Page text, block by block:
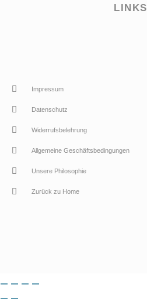
LINKS
Impressum
Datenschutz
Widerrufsbelehrung
Allgemeine Geschäftsbedingungen
Unsere Philosophie
Zurück zu Home